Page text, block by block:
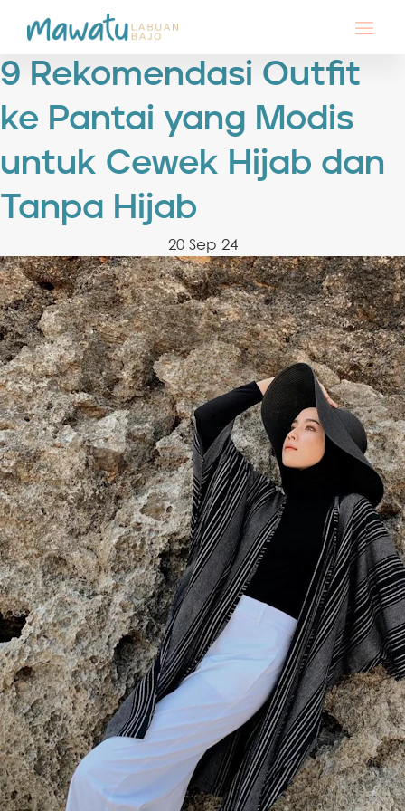
9 Rekomendasi Outfit
ke Pantai yang Modis
untuk Cewek Hijab dan
Tanpa Hijab
20 Sep 24